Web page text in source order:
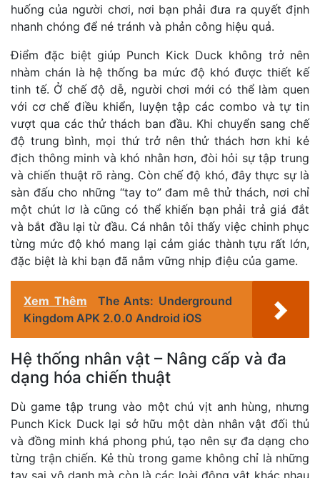
huống của người chơi, nơi bạn phải đưa ra quyết định
nhanh chóng để né tránh và phản công hiệu quả.
Điểm đặc biệt giúp Punch Kick Duck không trở nên
nhàm chán là hệ thống ba mức độ khó được thiết kế
tinh tế. Ở chế độ dễ, người chơi mới có thể làm quen
với cơ chế điều khiển, luyện tập các combo và tự tin
vượt qua các thử thách ban đầu. Khi chuyển sang chế
độ trung bình, mọi thứ trở nên thử thách hơn khi kẻ
địch thông minh và khó nhằn hơn, đòi hỏi sự tập trung
và chiến thuật rõ ràng. Còn chế độ khó, đây thực sự là
sàn đấu cho những “tay to” đam mê thử thách, nơi chỉ
một chút lơ là cũng có thể khiến bạn phải trả giá đắt
và bắt đầu lại từ đầu. Cá nhân tôi thấy việc chinh phục
từng mức độ khó mang lại cảm giác thành tựu rất lớn,
đặc biệt là khi bạn đã nắm vững nhịp điệu của game.
Xem Thêm
The Ants: Underground
Kingdom APK 2.0.0 Android iOS
Hệ thống nhân vật – Nâng cấp và đa
dạng hóa chiến thuật
Dù game tập trung vào một chú vịt anh hùng, nhưng
Punch Kick Duck lại sở hữu một dàn nhân vật đối thủ
và đồng minh khá phong phú, tạo nên sự đa dạng cho
từng trận chiến. Kẻ thù trong game không chỉ là những
tay sai vô danh mà còn là các loài động vật khác nhau